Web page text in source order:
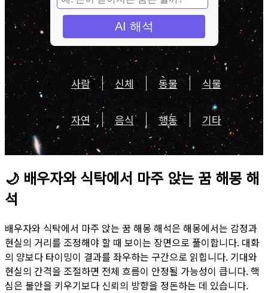
AI 해석
사람 신체 동물 식물
자연 음식 행동 기타
🌙 배우자와 식탁에서 마주 앉는 꿈 해몽 해
석
배우자와 식탁에서 마주 앉는 꿈 해몽 해석은 해몽에서는 감정과
현실의 거리를 조정해야 할 때 보이는 장면으로 풀이합니다. 대화
의 양보다 타이밍이 결과를 좌우하는 구간으로 읽힙니다. 기대와
현실의 간격을 조절하면 전체 흐름이 안정될 가능성이 큽니다. 핵
심은 불안을 키우기보다 신뢰의 방향을 정돈하는 데 있습니다.